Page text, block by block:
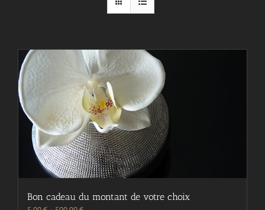
Bon cadeau du montant de votre choix